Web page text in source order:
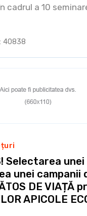
40838
cadrul a 10
Selectarea
unei campanii
DE VIAȚĂ
APICOLE